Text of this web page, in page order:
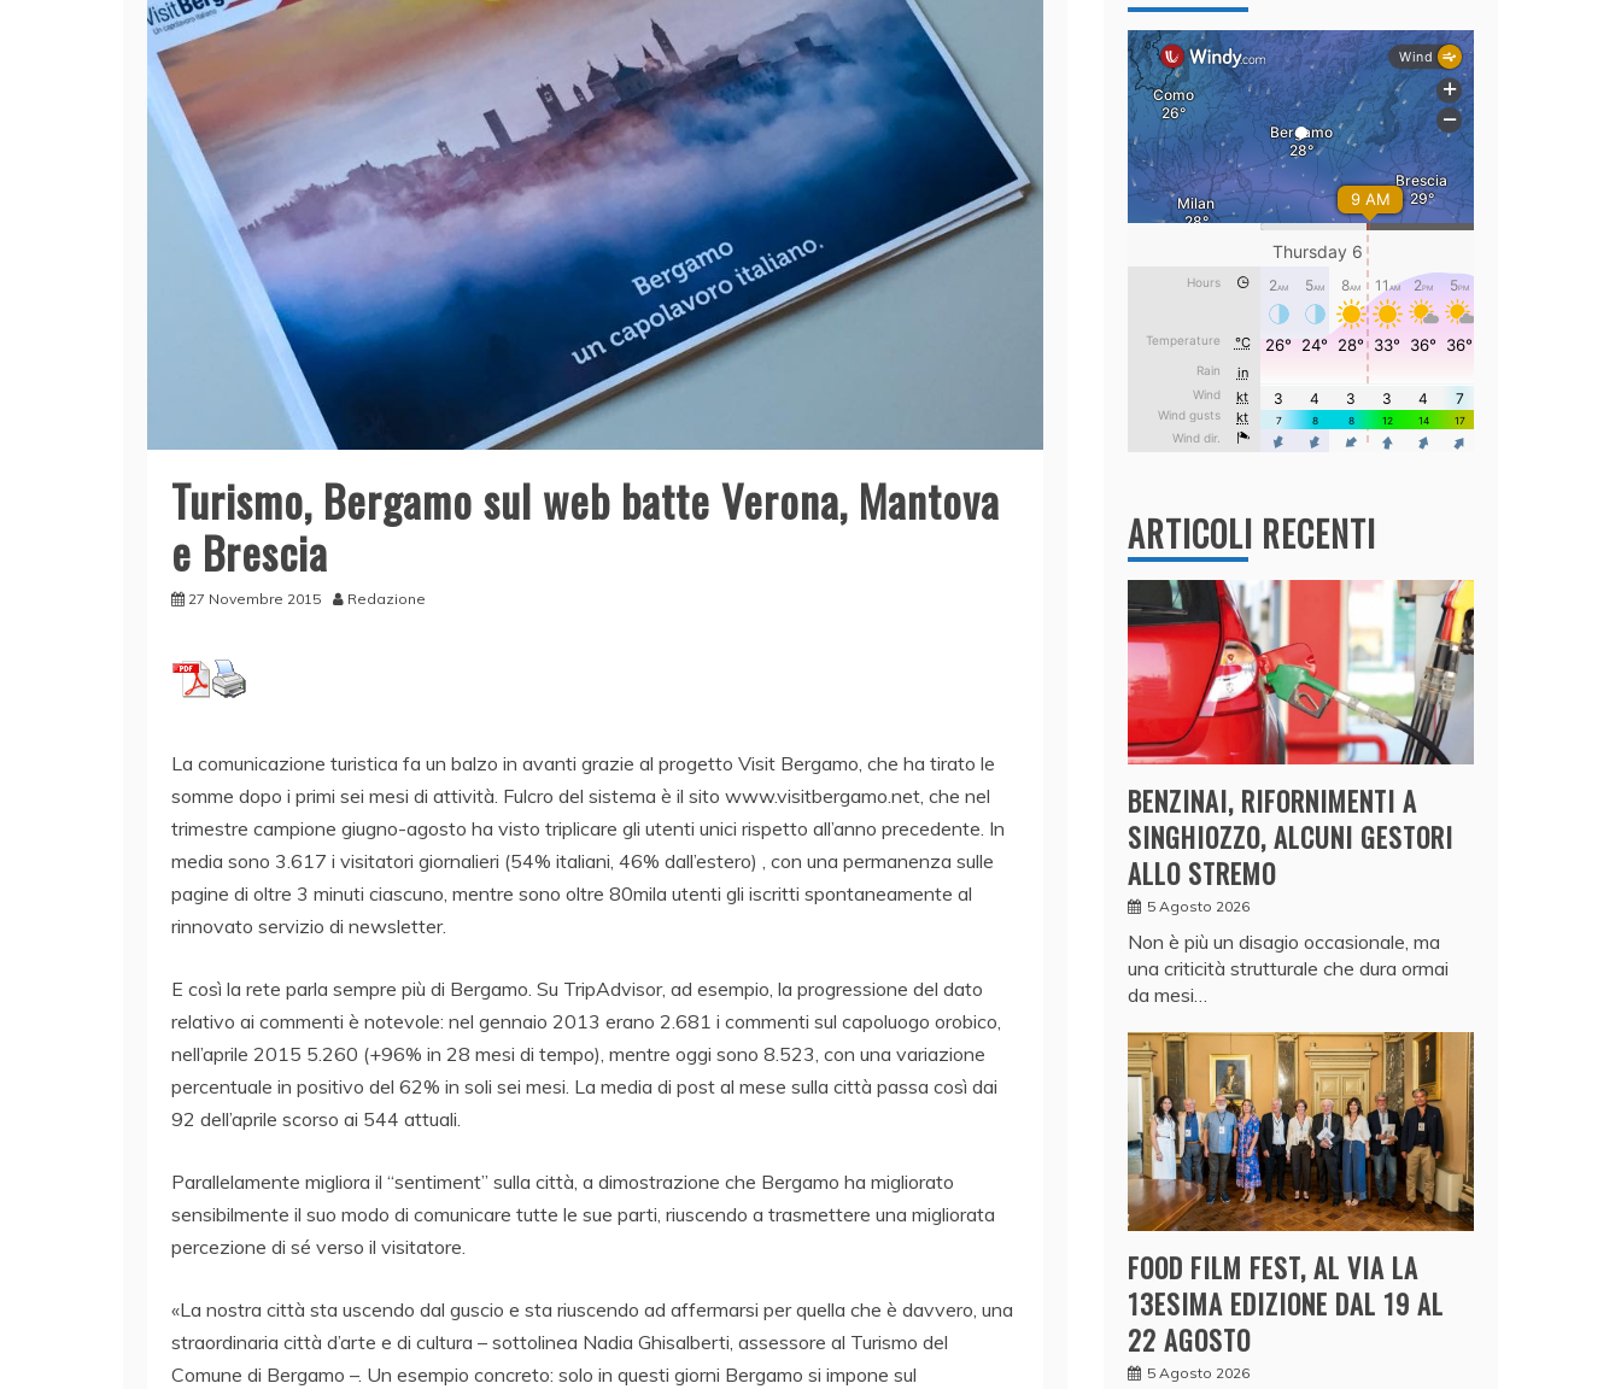
Turismo, Bergamo sul web batte Verona, Mantova
e Brescia
27 Novembre 2015 Redazione
La comunicazione turistica fa un balzo in avanti grazie al progetto Visit Bergamo, che ha tirato le
somme dopo i primi sei mesi di attività. Fulcro del sistema è il sito www.visitbergamo.net, che nel
trimestre campione giugno-agosto ha visto triplicare gli utenti unici rispetto all’anno precedente. In
media sono 3.617 i visitatori giornalieri (54% italiani, 46% dall’estero) , con una permanenza sulle
pagine di oltre 3 minuti ciascuno, mentre sono oltre 80mila utenti gli iscritti spontaneamente al
rinnovato servizio di newsletter.
E così la rete parla sempre più di Bergamo. Su TripAdvisor, ad esempio, la progressione del dato
relativo ai commenti è notevole: nel gennaio 2013 erano 2.681 i commenti sul capoluogo orobico,
nell’aprile 2015 5.260 (+96% in 28 mesi di tempo), mentre oggi sono 8.523, con una variazione
percentuale in positivo del 62% in soli sei mesi. La media di post al mese sulla città passa così dai
92 dell’aprile scorso ai 544 attuali.
Parallelamente migliora il “sentiment” sulla città, a dimostrazione che Bergamo ha migliorato
sensibilmente il suo modo di comunicare tutte le sue parti, riuscendo a trasmettere una migliorata
percezione di sé verso il visitatore.
«La nostra città sta uscendo dal guscio e sta riuscendo ad affermarsi per quella che è davvero, una
straordinaria città d’arte e di cultura – sottolinea Nadia Ghisalberti, assessore al Turismo del
Comune di Bergamo –. Un esempio concreto: solo in questi giorni Bergamo si impone sul
ARTICOLI RECENTI
BENZINAI, RIFORNIMENTI A
SINGHIOZZO, ALCUNI GESTORI
ALLO STREMO
5 Agosto 2026
Non è più un disagio occasionale, ma
una criticità strutturale che dura ormai
da mesi…
FOOD FILM FEST, AL VIA LA
13ESIMA EDIZIONE DAL 19 AL
22 AGOSTO
5 Agosto 2026